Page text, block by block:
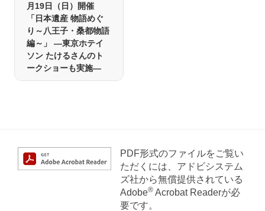
月19日（日）開催
「日本遺産 物語めぐ
り～八王子・桑都物語
編～」 ―東京ホテイ
ソン たけるさんのト
ークショーも実施―
PDF形式のファイルをご覧い
ただくには、アドビシステム
ズ社から無償提供されている
Adobe®Acrobat Readerが必
要です。